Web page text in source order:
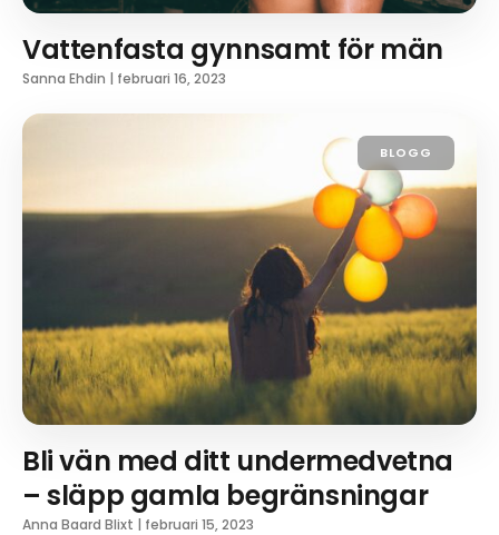
Vattenfasta gynnsamt för män
Sanna Ehdin | februari 16, 2023
BLOGG
Bli vän med ditt undermedvetna
– släpp gamla begränsningar
Anna Baard Blixt | februari 15, 2023